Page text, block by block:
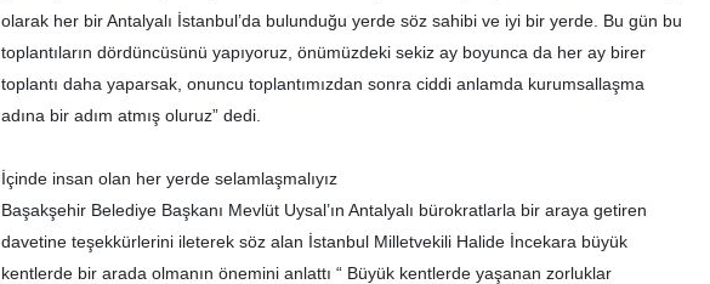
olarak her bir Antalyalı İstanbul’da bulunduğu yerde söz sahibi ve iyi bir yerde. Bu gün bu
toplantıların dördüncüsünü yapıyoruz, önümüzdeki sekiz ay boyunca da her ay birer
toplantı daha yaparsak, onuncu toplantımızdan sonra ciddi anlamda kurumsallaşma
adına bir adım atmış oluruz” dedi.
İçinde insan olan her yerde selamlaşmalıyız
Başakşehir Belediye Başkanı Mevlüt Uysal’ın Antalyalı bürokratlarla bir araya getiren
davetine teşekkürlerini ileterek söz alan İstanbul Milletvekili Halide İncekara büyük
kentlerde bir arada olmanın önemini anlattı “ Büyük kentlerde yaşanan zorluklar